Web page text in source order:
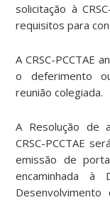
solicitação à
requisitos para
A CRSC-PCCTAE
o deferimento
reunião colegiada.
A Resolução de
CRSC-PCCTAE
emissão de
encaminhada à